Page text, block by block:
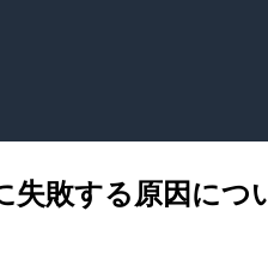
敗する原因につ